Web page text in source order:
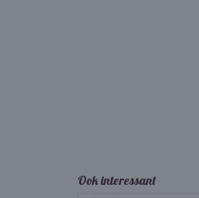
Ook interessant